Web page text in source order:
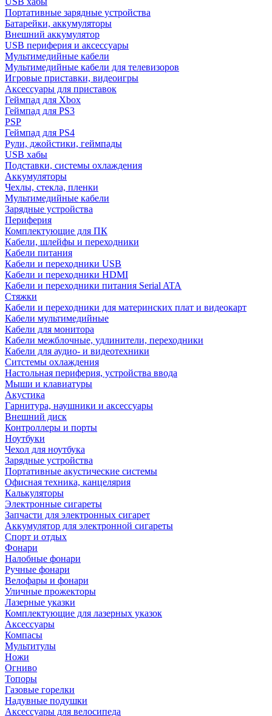
Портативные зарядные устройства
Батарейки, аккумуляторы
Внешний аккумулятор
USB периферия и аксессуары
Мультимедийные кабели
Мультимедийные кабели для телевизоров
Игровые приставки, видеоигры
Аксессуары для приставок
Геймпад для Xbox
Геймпад для PS3
PSP
Геймпад для PS4
Рули, джойстики, геймпады
USB хабы
Подставки, системы охлаждения
Аккумуляторы
Чехлы, стекла, пленки
Мультимедийные кабели
Зарядные устройства
Периферия
Комплектующие для ПК
Кабели, шлейфы и переходники
Кабели питания
Кабели и переходники USB
Кабели и переходники HDMI
Кабели и переходники питания Serial ATA
Стяжки
Кабели и переходники для материнских плат и видеокарт
Кабели мультимедийные
Кабели для монитора
Кабели межблочные, удлинители, переходники
Кабели для аудио- и видеотехники
Ситстемы охлаждения
Настольная периферия, устройства ввода
Мыши и клавиатуры
Акустика
Гарнитура, наушники и аксессуары
Внешний диск
Контроллеры и порты
Ноутбуки
Чехол для ноутбука
Зарядные устройства
Портативные акустические системы
Офисная техника, канцелярия
Калькуляторы
Электронные сигареты
Запчасти для электронных сигарет
Аккумулятор для электронной сигареты
Спорт и отдых
Фонари
Налобные фонари
Ручные фонари
Велофары и фонари
Уличные прожекторы
Лазерные указки
Комплектующие для лазерных указок
Аксессуары
Компасы
Мультитулы
Ножи
Огниво
Топоры
Газовые горелки
Надувные подушки
Аксессуары для велосипеда